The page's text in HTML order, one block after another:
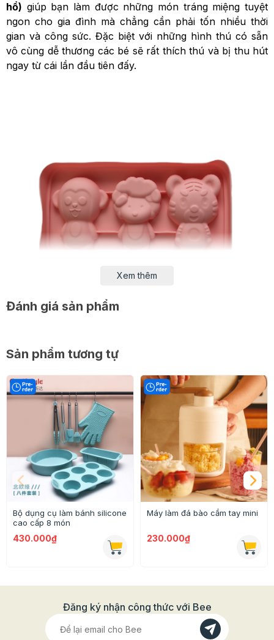
hổ) giúp bạn làm được những món tráng miệng tuyệt
ngon cho gia đình mà chẳng cần phải tốn nhiều thời
gian và công sức. Đặc biệt với những hình thú có sẵn
vô cùng dễ thương các bé sẽ rất thích thú và bị thu hút
ngay từ cái lần đầu tiên đấy.
Sản phẩm được làm từ silicon cao cấp. Sản phẩm có
thể chịu được nhiệt độ từ -40 độ C tới -230 độ C nên
rất an toàn với sức khỏe của người dùng.
Xem thêm
Đánh giá sản phẩm
Sản phẩm tương tự
Bộ dụng cụ làm bánh silicone
cao cấp 8 món
430.000₫
Máy làm đá bào cầm tay mini
230.000₫
Đăng ký nhận công thức với Bee